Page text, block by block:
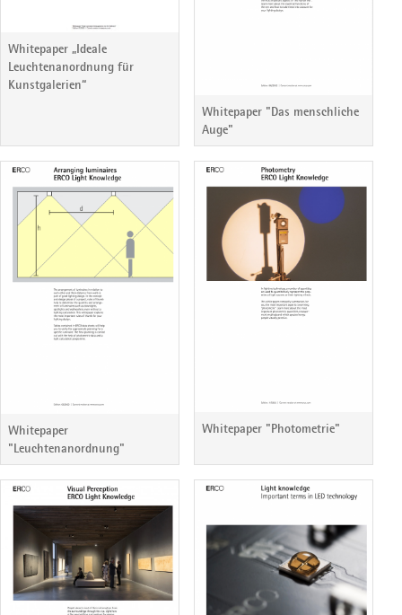
Whitepaper „Ideale
Leuchtenanordnung für
Kunstgalerien“
Whitepaper "Das menschliche
Auge"
Whitepaper
"Leuchtenanordnung"
Whitepaper "Photometrie"